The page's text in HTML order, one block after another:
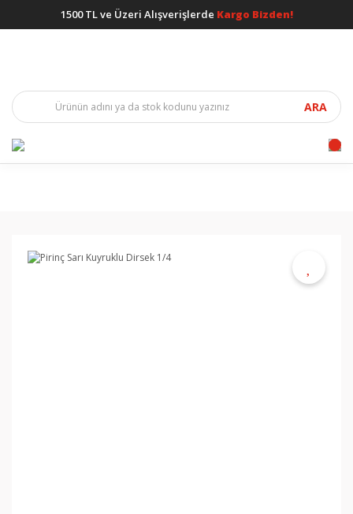
1500 TL ve Üzeri Alışverişlerde Kargo Bizden!
ARA